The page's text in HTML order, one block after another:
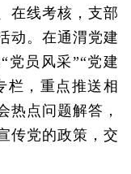
在线考核，支部
动。在通渭党建
党员风采”“党建
栏，重点推送相
热点问题解答，
传党的政策，交